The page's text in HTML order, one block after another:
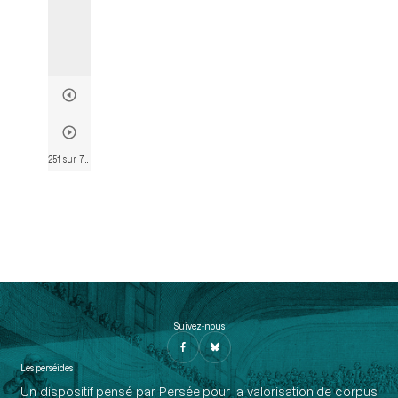
Suivez-nous
Les perséides
Un dispositif pensé par Persée pour la valorisation de corpus